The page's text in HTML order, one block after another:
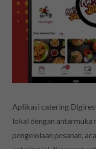
Aplikasi catering
lokal dengan antarmuka
pengelolaan pesanan,